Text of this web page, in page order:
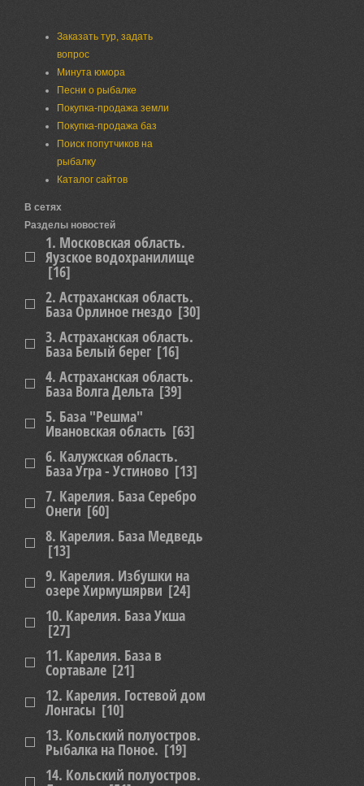
Заказать тур, задать
вопрос
Минута юмора
Песни о рыбалке
Покупка-продажа земли
Покупка-продажа баз
Поиск попутчиков на
рыбалку
Каталог сайтов
В сетях
Разделы новостей
1. Московская область.
Яузское водохранилище
[16]
2. Астраханская область.
База Орлиное гнездо [30]
3. Астраханская область.
База Белый берег [16]
4. Астраханская область.
База Волга Дельта [39]
5. База "Решма"
Ивановская область [63]
6. Калужская область.
База Угра - Устиново [13]
7. Карелия. База Серебро
Онеги [60]
8. Карелия. База Медведь
[13]
9. Карелия. Избушки на
озере Хирмушярви [24]
10. Карелия. База Укша
[27]
11. Карелия. База в
Сортавале [21]
12. Карелия. Гостевой дом
Лонгасы [10]
13. Кольский полуостров.
Рыбалка на Поное. [19]
14. Кольский полуостров.